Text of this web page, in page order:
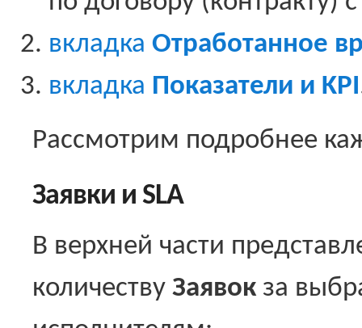
вкладка Отработанное
вкладка Показатели и KPI
Рассмотрим подробнее
Заявки и SLA
В верхней части
количеству Заявок за